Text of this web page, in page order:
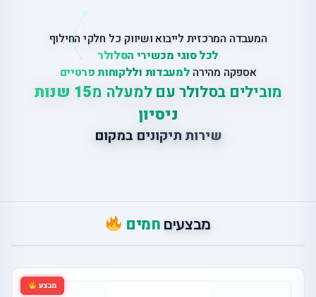
המעבדה המרכזית לייבוא ושיווק כל חלקי החילוף
לכל סוגי מכשירי הסלולר
אספקה מהירה למעבדות וללקוחות פרטיים
מובילים בסלולר עם למעלה מ
15 שנות
ניסיון
שירות תיקונים במקום
מבצעים חמים
מבצע